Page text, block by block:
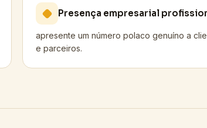
Presença empresarial
apresente um número polaco genuíno a
e parceiros.